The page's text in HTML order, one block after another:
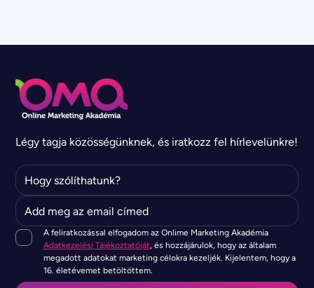
Légy tagja közösségünknek, és iratkozz fel hírlevelünkre!
A feliratkozással elfogadom az Onlime Marketing Akadémia
Adatkezelési Tájékoztatóját, és hozzájárulok, hogy az általam
megadott adatokat marketing célokra kezeljék. Kijelentem, hogy a
16. életévemet betöltöttem.